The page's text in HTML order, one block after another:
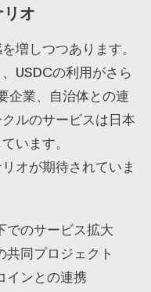
オ
増しつつあります。
USDCの利用がさら
企業、自治体との連
ルのサービスは日本
います。
オが期待されていま
でのサービス拡大
同プロジェクト
インとの連携